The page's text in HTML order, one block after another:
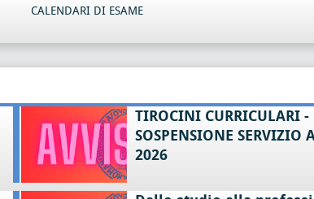
CALENDARI DI ESAME
TIROCINI CURRICULARI -
SOSPENSIONE SERVIZIO
2026